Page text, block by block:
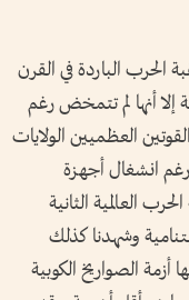
الباردة في القرن
إلا أنها لم تتمخض رغم
العظميين الولايات
رغم انشغال أجهزة
العالمية الثانية
وشهدنا كذلك
الصواريخ الكوبية